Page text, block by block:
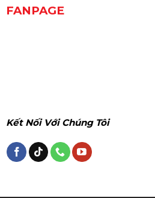
FANPAGE
Kết Nối Với Chúng Tôi